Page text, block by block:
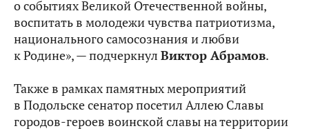
о событиях Великой Отечественной войны,
воспитать в молодежи чувства патриотизма,
национального самосознания и любви
к Родине», — подчеркнул Виктор Абрамов.
Также в рамках памятных мероприятий
в Подольске сенатор посетил Аллею Славы
городов-героев воинской славы на территории